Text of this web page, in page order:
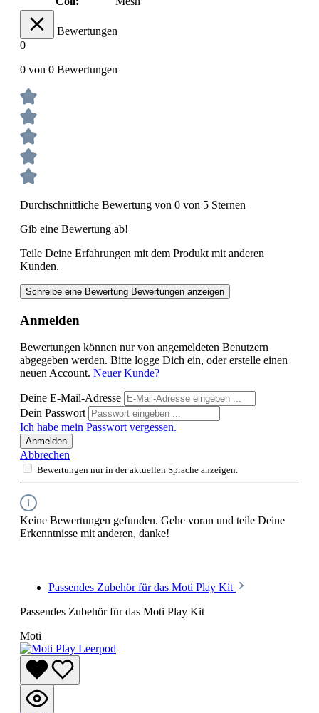
Bewertungen
0
0 von 0 Bewertungen
Durchschnittliche Bewertung von 0 von 5 Sternen
Gib eine Bewertung ab!
Teile Deine Erfahrungen mit dem Produkt mit anderen
Kunden.
Schreibe eine Bewertung Bewertungen anzeigen
Anmelden
Bewertungen können nur von angemeldeten Benutzern
abgegeben werden. Bitte logge Dich ein, oder erstelle einen
neuen Account. Neuer Kunde?
Deine E-Mail-Adresse
Dein Passwort
Ich habe mein Passwort vergessen.
Anmelden
Abbrechen
Bewertungen nur in der aktuellen Sprache anzeigen.
Keine Bewertungen gefunden. Gehe voran und teile Deine
Erkenntnisse mit anderen, danke!
Passendes Zubehör für das Moti Play Kit
Passendes Zubehör für das Moti Play Kit
Moti